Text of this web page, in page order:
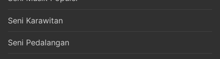
Seni Karawitan
Seni Pedalangan